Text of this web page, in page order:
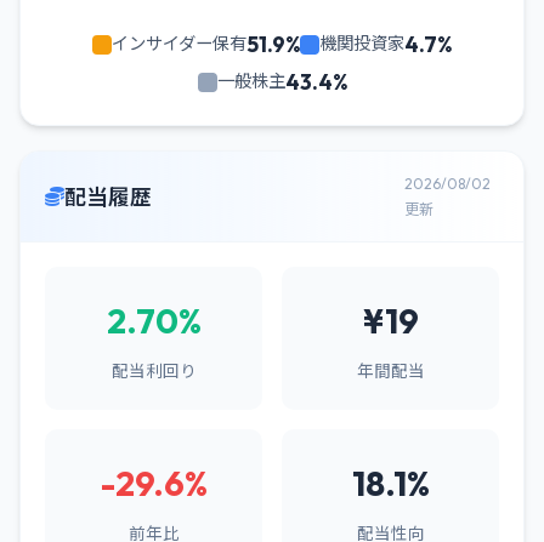
インサイダー保有51.9% 機関投資家4.7%
一般株主43.4%
配当履歴
2026/08/02
更新
2.70%
配当利回り
¥19
年間配当
-29.6%
前年比
18.1%
配当性向